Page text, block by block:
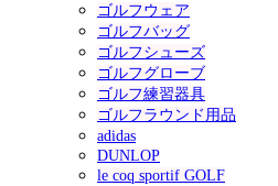
ゴルフウェア
ゴルフバッグ
ゴルフシューズ
ゴルフグローブ
ゴルフ練習器具
ゴルフラウンド用品
adidas
DUNLOP
le coq sportif GOLF